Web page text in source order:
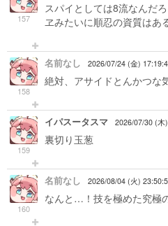
157
スパイとしては8流なんだ
ヱみたいに順忍の資質はあ
158
名前なし 2026/07/24 (金)
絶対、アサイドとんかつな
159
イパスータスマ 2026/07/30 (木
裏切り玉葱
160
名前なし 2026/08/04 (火)
なんと…！技を極めた究極